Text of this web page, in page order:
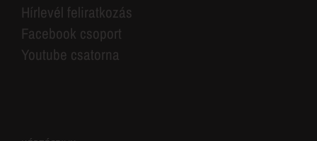
Hírlevél feliratkozás
Facebook csoport
Youtube csatorna